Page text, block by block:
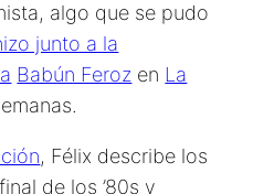
algo que se pudo
junto a la
Babún Feroz en La
, Félix describe los
de los ’80s y